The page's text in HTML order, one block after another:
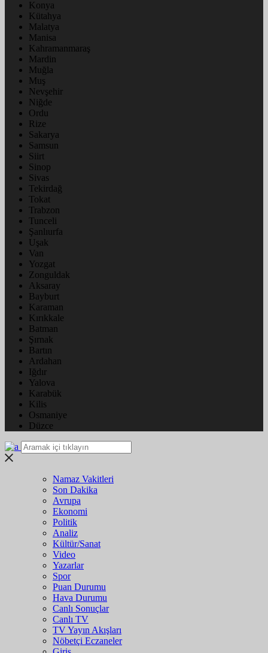
Konya
Kütahya
Malatya
Manisa
Kahramanmaraş
Mardin
Muğla
Muş
Nevşehir
Niğde
Ordu
Rize
Sakarya
Samsun
Siirt
Sinop
Sivas
Tekirdağ
Tokat
Trabzon
Tunceli
Şanlıurfa
Uşak
Van
Yozgat
Zonguldak
Aksaray
Bayburt
Karaman
Kırıkkale
Batman
Şırnak
Bartın
Ardahan
Iğdır
Yalova
Karabük
Kilis
Osmaniye
Düzce
Namaz Vakitleri
Son Dakika
Avrupa
Ekonomi
Politik
Analiz
Kültür/Sanat
Video
Yazarlar
Spor
Puan Durumu
Hava Durumu
Canlı Sonuçlar
Canlı TV
TV Yayın Akışları
Nöbetçi Eczaneler